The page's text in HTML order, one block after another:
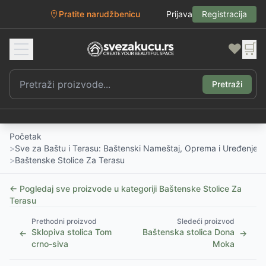
Pratite narudžbenicu Prijava Registracija
❤️ 🛒
Pretraži
Početak
>Sve za Baštu i Terasu: Baštenski Nameštaj, Oprema i Uređenje
>Baštenske Stolice Za Terasu
← Pogledaj sve proizvode u kategoriji Baštenske Stolice Za
Terasu
←
Prethodni proizvod
Sklopiva stolica Tom
crno-siva
Sledeći proizvod
Baštenska stolica Dona
Moka
→